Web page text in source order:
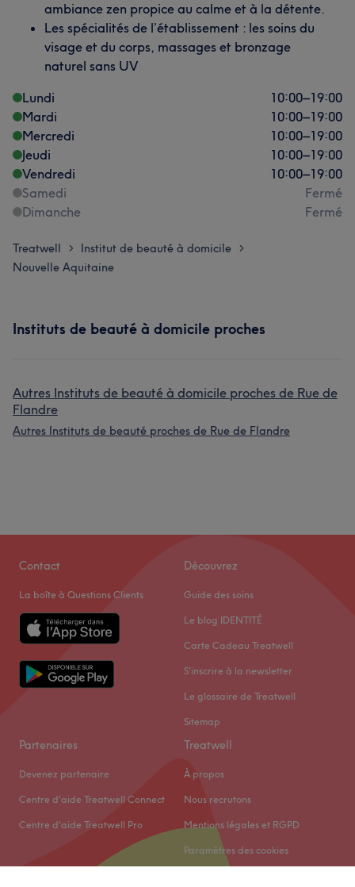
ambiance zen propice au calme et à la détente.
Les spécialités de l’établissement : les soins du
visage et du corps, massages et bronzage
naturel sans UV
Lundi
10:00–19:00
Mardi
10:00–19:00
Mercredi
10:00–19:00
Jeudi
10:00–19:00
Vendredi
10:00–19:00
Samedi
Fermé
Dimanche
Fermé
Treatwell > Institut de beauté à domicile >
Nouvelle Aquitaine
Instituts de beauté à domicile proches
Autres Instituts de beauté à domicile proches de Rue de
Flandre
Autres Instituts de beauté proches de Rue de Flandre
Contact
La boîte à Questions Clients
Découvrez
Guide des soins
Le blog IDENTITÉ
Carte Cadeau Treatwell
S'inscrire à la newsletter
Le glossaire de Treatwell
Sitemap
Partenaires
Devenez partenaire
Centre d'aide Treatwell Connect
Centre d'aide Treatwell Pro
Treatwell
À propos
Nous recrutons
Mentions légales et RGPD
Paramètres des cookies